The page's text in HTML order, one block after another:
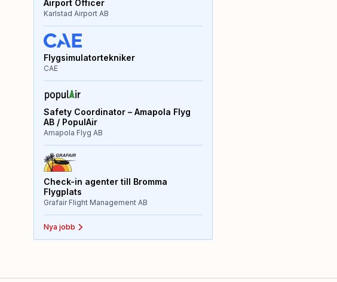
Airport Officer
Karlstad Airport AB
Flygsimulatortekniker
CAE
Safety Coordinator – Amapola Flyg
AB / PopulAir
Amapola Flyg AB
Check-in agenter till Bromma
Flygplats
Grafair Flight Management AB
Nya jobb